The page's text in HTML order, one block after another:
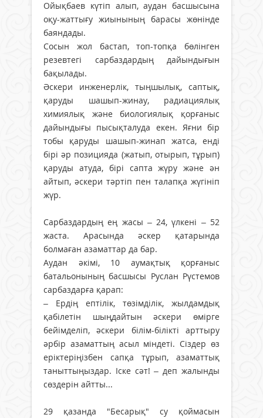
Ойықбаев күтіп алып, аудан басшысына
оқу-жаттығу жиынының барасы жөнінде
баяндады.
Сосын жол бастап, топ-топқа бөлінген
резевтегі сарбаздардың дайындығын
бақылады.
Әскери инженерлік, тыңшылық, саптық,
қаруды шашып-жинау, радиациялық
химиялық және биологиялық қорғаныс
дайындығы пысықталуда екен. Яғни бір
тобы қаруды шашып-жинап жатса, енді
бірі әр позицияда (жатып, отырып, тұрып)
қаруды атуда, бірі сапта жүру және ән
айтып, әскери тәртіп пен талапқа жүгініп
жүр.
Сарбаздардың ең жасы – 24, үлкені – 52
жаста. Арасында әскер қатарында
болмаған азаматтар да бар.
Аудан әкімі, 10 аумақтық қорғаныс
батальонының басшысы Руслан Рүстемов
сарбаздарға қарап:
– Ердің ептілік, төзімділік, жылдамдық
қабілетін шыңдайтын әскери өмірге
бейімделіп, әскери білім-білікті арттыру
әрбір азаматтың асыл міндеті. Сіздер өз
еріктеріңізбен сапқа тұрып, азаматтық
таныттыңыздар. Іске сәт! – деп жалынды
сөздерін айтты...
29 қазанда "Бесарық" су қоймасын